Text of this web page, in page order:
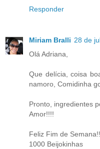
Responder
Miriam Bralli 28 de
Olá Adriana,
Que delícia, coisa
namoro, Comidinha
Pronto, ingredientes
Amor!!!!
Feliz Fim de
1000 Beijokinhas